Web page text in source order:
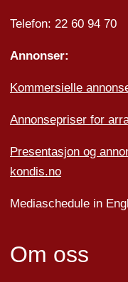
Telefon: 22 60 94 70
Annonser:
Kommersielle
Annonsepriser for
Presentasjon og
kondis.no
Mediaschedule in
Om oss